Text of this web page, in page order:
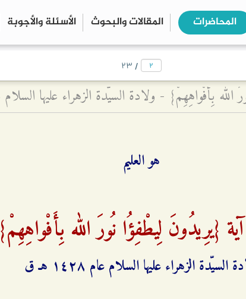
المحاضرات المقالات والبحوث الأسئلة والأجوبة search
close
/ ۲۳
هو العليم
{یرِیدُونَ لِیطْفِؤُا نُورَ الله بِأَفْواهِهِمْ}
السيّدة الزهراء عليها السلام عام ۱٤٢۸ هـ ق